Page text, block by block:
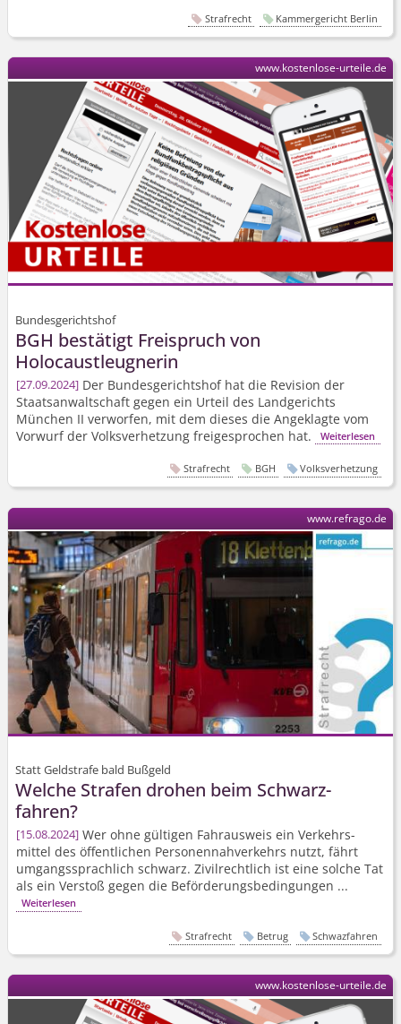
Strafrecht Kammergericht Berlin
Bundesgerichtshof
BGH bestätigt Freispruch von
Holocaustleugnerin
27.09.2024 Der Bundesgerichtshof hat die Revision der
Staatsanwaltschaft gegen ein Urteil des Landgerichts
München II verworfen, mit dem dieses die Angeklagte vom
Vorwurf der Volksverhetzung freigesprochen hat.
Weiterlesen
www.kostenlose-urteile.de
Strafrecht BGH Volksverhetzung
Statt Geldstrafe bald Bußgeld
Welche Strafen drohen beim Schwarz­
fahren?
15.08.2024 Wer ohne gültigen Fahrausweis ein Verkehrs­
mittel des öffentlichen Personen­nahverkehrs nutzt, fährt
umgangs­sprachlich schwarz. Zivil­rechtlich ist eine solche Tat
als ein Verstoß gegen die Be­förderungs­bedingungen ...
Weiterlesen
www.refrago.de
Strafrecht Betrug Schwazfahren
www.kostenlose-urteile.de